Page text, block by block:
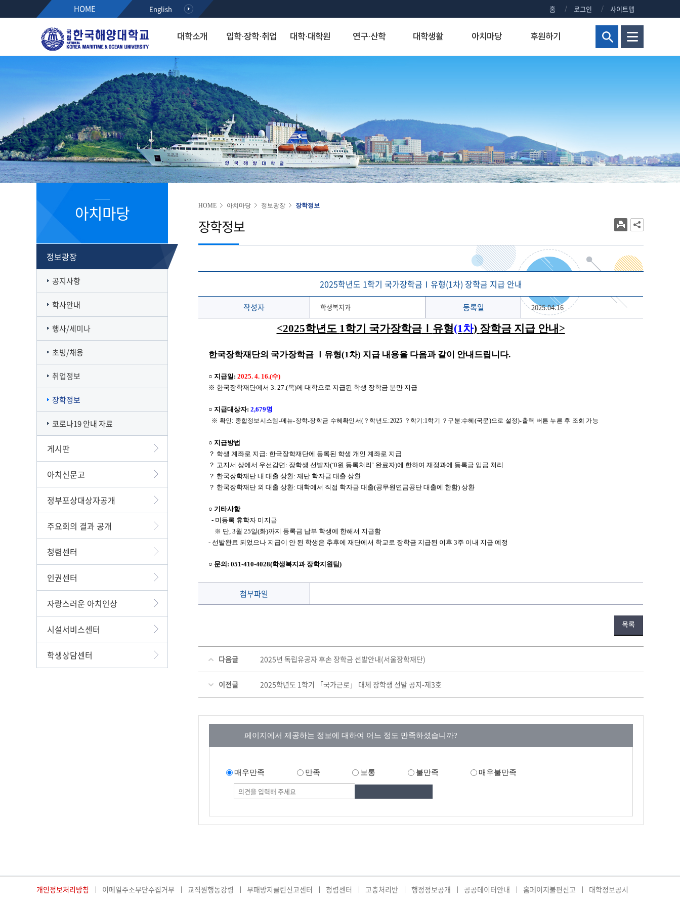
HOME English 홈 로그인 사이트맵
대학소개
대학소개 열린총장실
인사말
약력
최근활동
역대총장
해소창(해양대소통창구)
실습선 75년사
교육 목적·목표 및 인재상
비전·전략 및 특성화 분야
대학교가
대학서비스헌장
대학통계
대학규정
대학요람
대학(원)평가
교육수요자 만족도
영화·드라마 속 KMOU
웹진 아치누리
소식지 아치나래
홍보영상
캠퍼스투어
서부산융합캠퍼스
풍경사진
협정서 조회
협정기관(병원·호텔·기타)
대학로고
상징 캐릭터
기념 서체
개교 80주년 앰블럼
입학·장학·취업
입학·장학·취업 입학
공지사항
수시모집
정시모집
편입학
International Students
학과소개
입학홍보·상담
대학생활
교외장학금
국가장학금
국가근로 및 멘토링 장학금
대학원 장학금
학자금 대출제도
창업정보
추천채용관리
대학·대학원
대학·대학원 해사대학
항해융합학부(2021~)
기관시스템공학부(2021~)
해양경찰학부(2021~)
해사인공지능·보안학부(2022~)
2020이전 학부
해기교육원
실습선
졸업생 기수별 활동기록(동영상)
해양공학과
에너지자원공학과
해양건축공학과
해양과학융합학부
해양스포츠과학과
기계공학부
전자전기정보공학부
물류시스템공학과
국제무역경제학부
국제관계학과
해양행정학과
해양영어영문학과
동아시아학과
인문사회자율전공학부
일반대학원 해사산업대학원 해양과학기술전문대학원 해양금융대학원 글로벌물류대학원
연구·산학
연구·산학 KMOU RESEARCH NEWS
사업단
R&D알리미
국가R&D사업 공모(NTIS)
기타과제공모
R&D NEWS
기업재난관리사(행정안전부)
대학생활
대학생활 학생서비스시스템
학사안내
등록안내
서식다운로드
원격지원서비스
국제학생증발급신청
연구업적검색서비스
도서관
스마트캠퍼스 안내
(신)KMOU-LMS
동아리
풋살장
학생군사교육단 복지시설
학생생활관 장애학생지원센터
2022년 대학생활안내
아치마당
아치마당 정보광장
공지사항
학사안내
행사/세미나
초빙/채용
취업정보
장학정보
코로나19 안내 자료
학생회게시판
정보게시판
KMOU 친절직원 추천
청탁금지법 공지
알림톡 템플릿 신청 게시판
홈페이지 배너·팝업 신청 게시판
홈페이지 현행화 요청 게시판
부패방지 제도개선 제안방
감사정보 공개방
공익신고
외부강의 등 안내
후원하기
후원하기
아치마당
정보광장
공지사항
학사안내
행사/세미나
초빙/채용
취업정보
장학정보
코로나19 안내 자료
게시판
아치신문고
정부포상대상자공개
주요회의 결과 공개
청렴센터
인권센터
자랑스러운 아치인상
시설서비스센터
학생상담센터
HOME 아치마당 정보광장 장학정보
장학정보
2025학년도 1학기 국가장학금Ⅰ유형(1차) 장학금 지급 안내
작성자 학생복지과 등록일 2025.04.16
<2025학년도 1학기 국가장학금Ⅰ 유형(1차) 장학금 지급 안내 >
한국장학재단의 국가장학금 Ⅰ 유형(1차) 지급 내용을 다음과 같이 안내드립니다.
○ 지급일: 2025. 4. 16.(수)
※ 한국장학재단에서 3. 27.(목)에 대학으로 지급된 학생 장학금 분만 지급
○ 지급대상자: 2,679명
※ 확인: 종합정보시스템-메뉴-장학-장학금 수혜확인서( ？ 학년도:2025 ？ 학기 :1학기 ？ 구분:수혜 (국문)으로 설정)-출력 버튼 누른 후 조회 가능
○ 지급방법
？ 학생 계좌로 지급: 한국장학재단에 등록된 학생 개인 계좌로 지급
？ 고지서 상에서 우선감면 : 장학생 선발자(‘0원 등록처리 ’ 완료자)에 한하여 재정과에 등록금 입금 처리
？ 한국장학재단 내 대출 상환: 재단 학자금 대출 상환
？ 한국장학재단 외 대출 상환: 대학에서 직접 학자금 대출(공무원연금공단 대출에 한함) 상환
○ 기타사항
- 미등록 휴학자 미지급
※ 단, 3월 25일(화)까지 등록금 납부 학생에 한해서 지급함
- 선발완료 되었으나 지급이 안 된 학생은 추후에 재단에서 학교로 장학금 지급된 이후 3주 이내 지급 예정
○ 문의 : 051-410-4028(학생복지과 장학지원팀)
첨부파일
목록
다음글 2025년 독립유공자 후손 장학금 선발안내(서울장학재단)
이전글 2025학년도 1학기 「국가근로」 대체 장학생 선발 공지-제3호
페이지에서 제공하는 정보에 대하여 어느 정도 만족하셨습니까?
매우만족 만족 보통 불만족 매우불만족
개인정보처리방침 이메일주소무단수집거부 교직원행동강령 부패방지클린신고센터 청렴센터 고충처리반 행정정보공개 공공데이터안내 홈페이지불편신고 대학정보공시